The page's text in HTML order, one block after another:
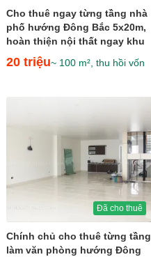
Cho thuê ngay từng tầng nhà
phố hướng Đông Bắc 5x20m,
hoàn thiện nội thất ngay khu
sầm uất giá 20...
20 triệu~ 100 m², thu hồi vốn
Đã cho thuê
Chính chủ cho thuê từng tầng
làm văn phòng hướng Đông